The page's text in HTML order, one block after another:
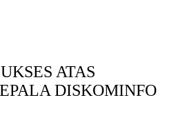
ATAS
DISKOMINFO